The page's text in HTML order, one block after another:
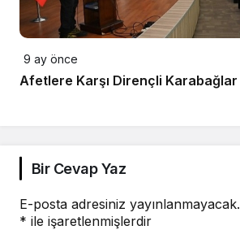
9 ay önce
Afetlere Karşı Dirençli Karabağlar
Bir Cevap Yaz
E-posta adresiniz yayınlanmayacak.
* ile işaretlenmişlerdir